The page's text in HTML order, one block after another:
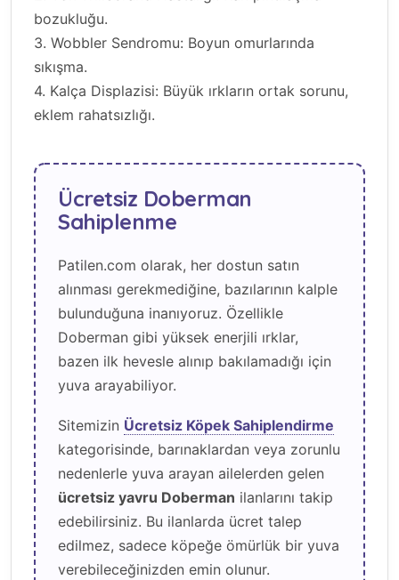
bozukluğu.
3. Wobbler Sendromu: Boyun omurlarında
sıkışma.
4. Kalça Displazisi: Büyük ırkların ortak sorunu,
eklem rahatsızlığı.
Ücretsiz Doberman
Sahiplenme
Patilen.com olarak, her dostun satın
alınması gerekmediğine, bazılarının kalple
bulunduğuna inanıyoruz. Özellikle
Doberman gibi yüksek enerjili ırklar,
bazen ilk hevesle alınıp bakılamadığı için
yuva arayabiliyor.
Sitemizin Ücretsiz Köpek Sahiplendirme
kategorisinde, barınaklardan veya zorunlu
nedenlerle yuva arayan ailelerden gelen
ücretsiz yavru Doberman ilanlarını takip
edebilirsiniz. Bu ilanlarda ücret talep
edilmez, sadece köpeğe ömürlük bir yuva
verebileceğinizden emin olunur.